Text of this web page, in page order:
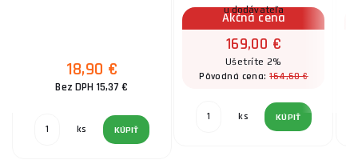
18,90 €
Bez DPH 15,37 €
ks KÚPIŤ
u dodávateľa
Akčná cena
169,00 €
Ušetríte 2%
Pôvodná cena:164,60 €
ks KÚPIŤ